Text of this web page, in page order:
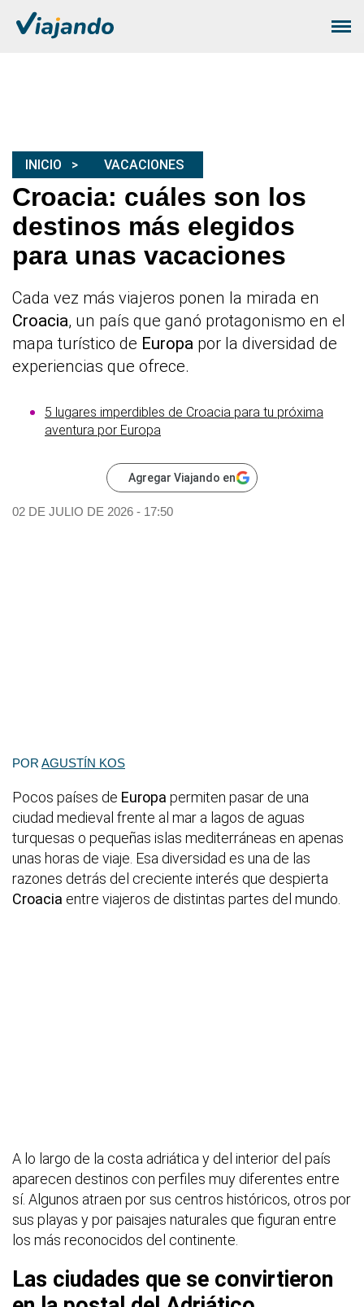
INICIO VACACIONES
Croacia: cuáles son los
destinos más elegidos
para unas vacaciones
Cada vez más viajeros ponen la mirada en
Croacia, un país que ganó protagonismo en el
mapa turístico de Europa por la diversidad de
experiencias que ofrece.
5 lugares imperdibles de Croacia para tu próxima
aventura por Europa
Agregar Viajando en
02 DE JULIO DE 2026 - 17:50
POR AGUSTÍN KOS
Pocos países de Europa permiten pasar de una
ciudad medieval frente al mar a lagos de aguas
turquesas o pequeñas islas mediterráneas en apenas
unas horas de viaje. Esa diversidad es una de las
razones detrás del creciente interés que despierta
Croacia entre viajeros de distintas partes del mundo.
A lo largo de la costa adriática y del interior del país
aparecen destinos con perfiles muy diferentes entre
sí. Algunos atraen por sus centros históricos, otros por
sus playas y por paisajes naturales que figuran entre
los más reconocidos del continente.
Las ciudades que se convirtieron